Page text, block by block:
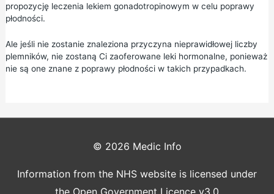
propozycję leczenia lekiem gonadotropinowym w celu poprawy
płodności.
Ale jeśli nie zostanie znaleziona przyczyna nieprawidłowej liczby
plemników, nie zostaną Ci zaoferowane leki hormonalne, ponieważ
nie są one znane z poprawy płodności w takich przypadkach.
© 2026 Medic Info
Information from the NHS website is licensed under
the Open Government Licence v3.0